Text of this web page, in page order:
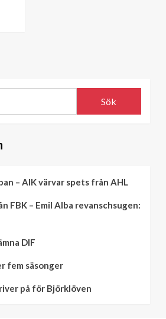
Sök
– AIK värvar spets från AHL
FBK – Emil Alba revanschsugen:
DIF
fem säsonger
på för Björklöven